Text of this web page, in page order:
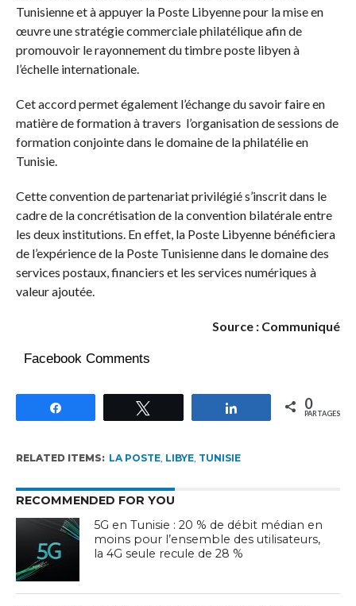
Tunisienne et à appuyer la Poste Libyenne pour la mise en
œuvre une stratégie commerciale philatélique afin de
promouvoir le rayonnement du timbre poste libyen à
l’échelle internationale.
Cet accord permet également l’échange du savoir faire en
matière de formation à travers l’organisation de sessions de
formation conjointe dans le domaine de la philatélie en
Tunisie.
Cette convention de partenariat privilégié s’inscrit dans le
cadre de la concrétisation de la convention bilatérale entre
les deux institutions. En effet, la Poste Libyenne bénéficiera
de l’expérience de la Poste Tunisienne dans le domaine des
services postaux, financiers et les services numériques à
valeur ajoutée.
Source : Communiqué
Facebook Comments
Partagez 0
PARTAGES
RELATED ITEMS: LA POSTE, LIBYE, TUNISIE
RECOMMENDED FOR YOU
5G en Tunisie : 20 % de débit médian en
moins pour l’ensemble des utilisateurs,
la 4G seule recule de 28 %